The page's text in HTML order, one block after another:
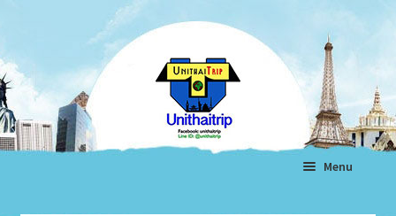
navigation
content
Menu